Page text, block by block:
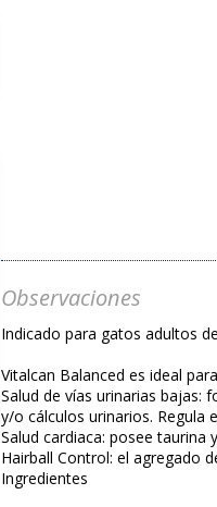
Observaciones
Indicado para gatos adultos
Vitalcan Balanced es ideal
Salud de vías urinarias bajas:
y/o cálculos urinarios. Regula
Salud cardiaca: posee
Hairball Control: el agregado
Ingredientes